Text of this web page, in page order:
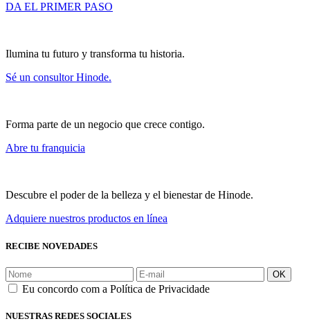
DA EL PRIMER PASO
Ilumina tu futuro y transforma tu historia.
Sé un consultor Hinode.
Forma parte de un negocio que crece contigo.
Abre tu franquicia
Descubre el poder de la belleza y el bienestar de Hinode.
Adquiere nuestros productos en línea
RECIBE NOVEDADES
OK
Eu concordo com a Política de Privacidade
NUESTRAS REDES SOCIALES